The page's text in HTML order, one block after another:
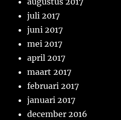
juli 2017
juni 2017
mei 2017
april 2017
maart 2017
februari 2017
januari 2017
december 2016